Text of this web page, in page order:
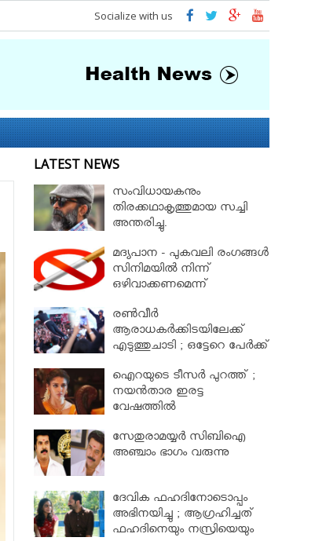
Socialize with us
LATEST NEWS
സംവിധായകനും
തിരക്കഥാകൃത്തുമായ സച്ചി
അന്തരിച്ചു.
മദ്യപാന - പുകവലി രംഗങ്ങള്‍
സിനിമയില്‍ നിന്ന്
ഒഴിവാക്കണമെന്ന്
രണ്‍വീര്‍
ആരാധകര്‍ക്കിടയിലേക്ക്
എടുത്തുചാടി ; ഒട്ടേറെ പേര്‍ക്ക്
ഐറയുടെ ടീസര്‍ പുറത്ത് ;
നയന്‍താര ഇരട്ട
വേഷത്തില്‍
സേതുരാമയ്യർ സിബിഐ
അഞ്ചാം ഭാഗം വരുന്നു
ദേവിക ഫഹദിനോടൊപ്പം
അഭിനയിച്ചു ; ആഗ്രഹിച്ചത്
ഫഹദിനെയും നസ്രിയെയും